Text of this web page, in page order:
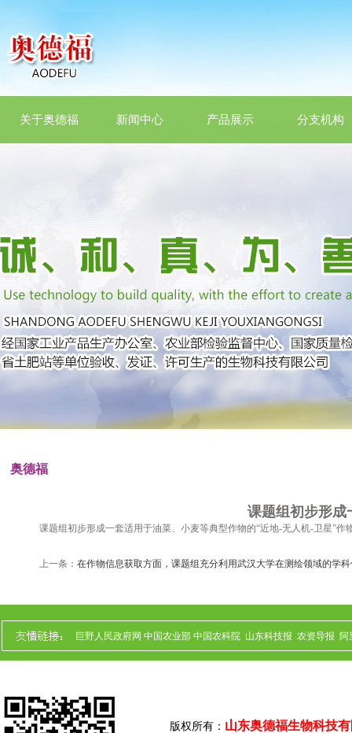
关于奥德福 新闻中心 产品展示 分支机构
奥德福
课题组初步形成
课题组初步形成一套适用于油菜、小麦等典型作物的“近地-无人机-卫星”作
上一条： 在作物信息获取方面，课题组充分利用武汉大学在测绘领域的学
巨野人民政府网 中国农业部 中国农科院 山东科技报 农资导报 阿
版权所有： 山东奥德福生物科技